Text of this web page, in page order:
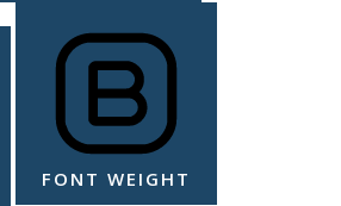
FONT WEIGHT